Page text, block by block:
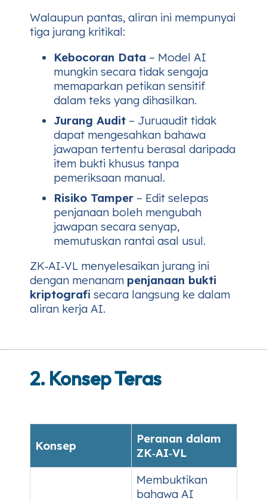
Walaupun pantas, aliran ini mempunyai
tiga jurang kritikal:
Kebocoran Data – Model AI
mungkin secara tidak sengaja
memaparkan petikan sensitif
dalam teks yang dihasilkan.
Jurang Audit – Juruaudit tidak
dapat mengesahkan bahawa
jawapan tertentu berasal daripada
item bukti khusus tanpa
pemeriksaan manual.
Risiko Tamper – Edit selepas
penjanaan boleh mengubah
jawapan secara senyap,
memutuskan rantai asal usul.
ZK‑AI‑VL menyelesaikan jurang ini
dengan menanam penjanaan bukti
kriptografi secara langsung ke dalam
aliran kerja AI.
2. Konsep Teras
Konsep
Peranan dalam
ZK‑AI‑VL
Membuktikan
bahawa AI